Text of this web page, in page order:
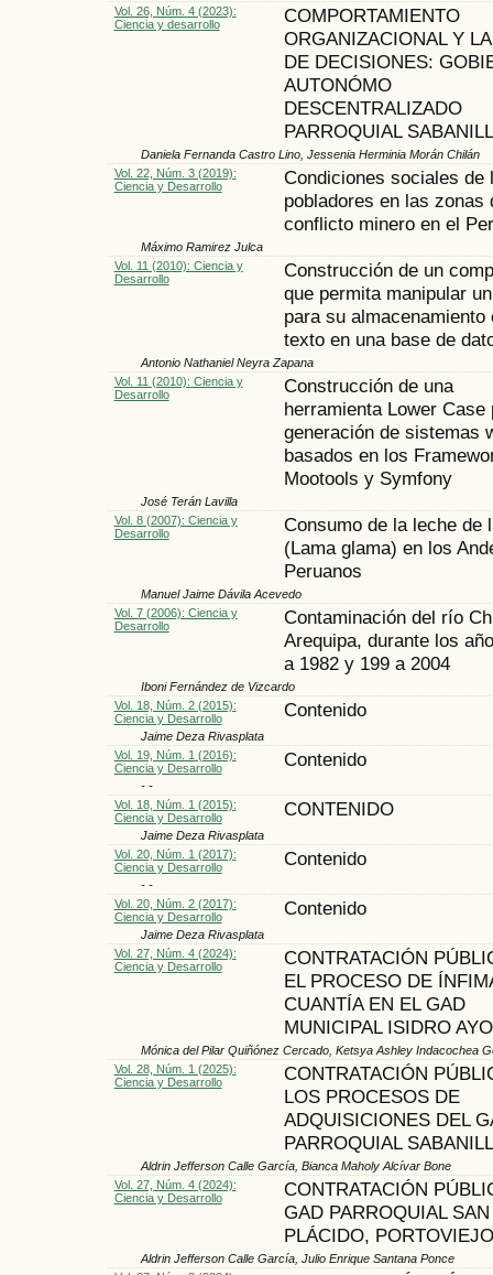
Vol. 26, Núm. 4 (2023):
Ciencia y desarrollo
COMPORTAMIENTO
ORGANIZACIONAL Y
DE DECISIONES:
AUTONÓMO
DESCENTRALIZADO
PARROQUIAL
Daniela Fernanda Castro Lino, Jessenia Herminia Morán Chilán
Vol. 22, Núm. 3 (2019):
Ciencia y Desarrollo
Condiciones sociales de
pobladores en las zonas
conflicto minero en el
Máximo Ramirez Julca
Vol. 11 (2010): Ciencia y
Desarrollo
Construcción de un
que permita manipular
para su almacenamiento
texto en una base de
Antonio Nathaniel Neyra Zapana
Vol. 11 (2010): Ciencia y
Desarrollo
Construcción de una
herramienta Lower Case
generación de sistemas
basados en los
Mootools y Symfony
José Terán Lavilla
Vol. 8 (2007): Ciencia y
Desarrollo
Consumo de la leche de
(Lama glama) en los
Peruanos
Manuel Jaime Dávila Acevedo
Vol. 7 (2006): Ciencia y
Desarrollo
Contaminación del río
Arequipa, durante los
a 1982 y 199 a 2004
Iboni Fernández de Vizcardo
Vol. 18, Núm. 2 (2015):
Ciencia y Desarrollo
Contenido
Jaime Deza Rivasplata
Vol. 19, Núm. 1 (2016):
Ciencia y Desarrollo
Contenido
- -
Vol. 18, Núm. 1 (2015):
Ciencia y Desarrollo
CONTENIDO
Jaime Deza Rivasplata
Vol. 20, Núm. 1 (2017):
Ciencia y Desarrollo
Contenido
- -
Vol. 20, Núm. 2 (2017):
Ciencia y Desarrollo
Contenido
Jaime Deza Rivasplata
Vol. 27, Núm. 4 (2024):
Ciencia y Desarrollo
CONTRATACIÓN
EL PROCESO DE
CUANTÍA EN EL GAD
MUNICIPAL ISIDRO
Mónica del Pilar Quiñónez Cercado, Ketsya Ashley Indacochea
Vol. 28, Núm. 1 (2025):
Ciencia y Desarrollo
CONTRATACIÓN
LOS PROCESOS DE
ADQUISICIONES DEL
PARROQUIAL
Aldrin Jefferson Calle García, Bianca Maholy Alcívar Bone
Vol. 27, Núm. 4 (2024):
Ciencia y Desarrollo
CONTRATACIÓN
GAD PARROQUIAL SAN
PLÁCIDO, PORTOVIEJO
Aldrin Jefferson Calle García, Julio Enrique Santana Ponce